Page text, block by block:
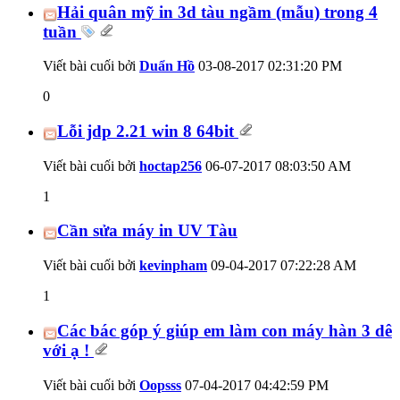
Hải quân mỹ in 3d tàu ngầm (mẫu) trong 4
tuần
Viết bài cuối bởi Duẩn Hồ 03-08-2017 02:31:20 PM
0
Lỗi jdp 2.21 win 8 64bit
Viết bài cuối bởi hoctap256 06-07-2017 08:03:50 AM
1
Cần sửa máy in UV Tàu
Viết bài cuối bởi kevinpham 09-04-2017 07:22:28 AM
1
Các bác góp ý giúp em làm con máy hàn 3 dê
với ạ !
Viết bài cuối bởi Oopsss 07-04-2017 04:42:59 PM